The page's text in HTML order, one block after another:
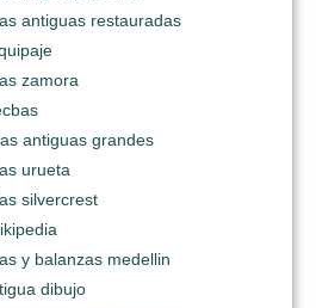
antiguas restauradas
zamora
antiguas grandes
urueta
silvercrest
y balanzas medellin
dibujo